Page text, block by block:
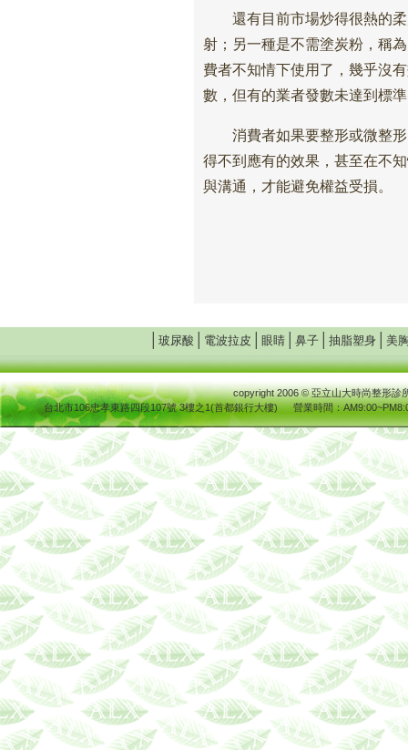
還有目前市場炒得很熱的柔
射；另一種是不需塗炭粉，稱
費者不知情下使用了，幾乎沒
數，但有的業者發數未達到標
消費者如果要整形或微整形
得不到應有的效果，甚至在不
與溝通，才能避免權益受損。
玻尿酸 電波拉皮 眼睛 鼻子 抽脂塑身 美
copyright 2006© 亞立山大時尚整
台北市106忠孝東路四段107號 3樓之1(首都銀行大樓)
營業時間：